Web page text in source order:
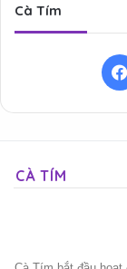
Cà Tím
CÀ TÍM